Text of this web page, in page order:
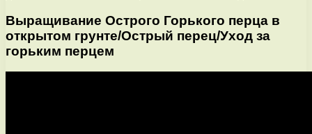
Выращивание Острого Горького перца в
открытом грунте/Острый перец/Уход за
горьким перцем